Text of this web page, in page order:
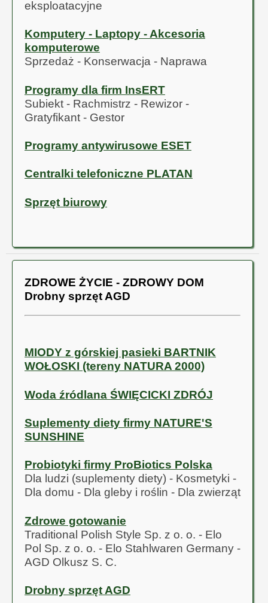
eksploatacyjne
Komputery - Laptopy - Akcesoria
komputerowe
Sprzedaż - Konserwacja - Naprawa
Programy dla firm InsERT
Subiekt - Rachmistrz - Rewizor -
Gratyfikant - Gestor
Programy antywirusowe ESET
Centralki telefoniczne PLATAN
Sprzęt biurowy
ZDROWE ŻYCIE - ZDROWY DOM
Drobny sprzęt AGD
MIODY z górskiej pasieki BARTNIK
WOŁOSKI (tereny NATURA 2000)
Woda źródlana ŚWIĘCICKI ZDRÓJ
Suplementy diety firmy NATURE'S
SUNSHINE
Probiotyki firmy ProBiotics Polska
Dla ludzi (suplementy diety) - Kosmetyki -
Dla domu - Dla gleby i roślin - Dla zwierząt
Zdrowe gotowanie
Traditional Polish Style Sp. z o. o. - Elo
Pol Sp. z o. o. - Elo Stahlwaren Germany -
AGD Olkusz S. C.
Drobny sprzęt AGD